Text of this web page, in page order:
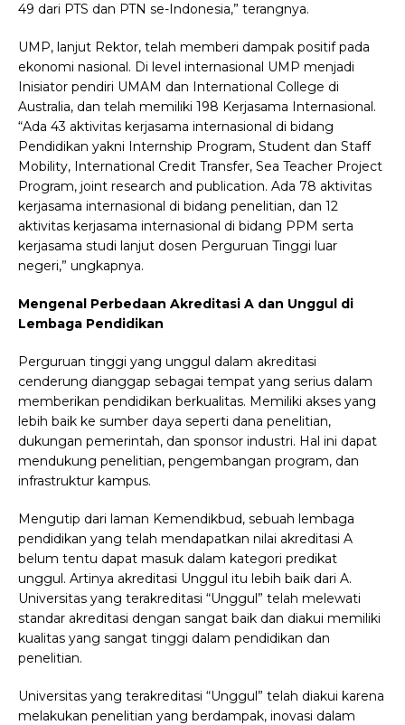
49 dari PTS dan PTN se-Indonesia,” terangnya.
UMP, lanjut Rektor, telah memberi dampak positif pada
ekonomi nasional. Di level internasional UMP menjadi
Inisiator pendiri UMAM dan International College di
Australia, dan telah memiliki 198 Kerjasama Internasional.
“Ada 43 aktivitas kerjasama internasional di bidang
Pendidikan yakni Internship Program, Student dan Staff
Mobility, International Credit Transfer, Sea Teacher Project
Program, joint research and publication. Ada 78 aktivitas
kerjasama internasional di bidang penelitian, dan 12
aktivitas kerjasama internasional di bidang PPM serta
kerjasama studi lanjut dosen Perguruan Tinggi luar
negeri,” ungkapnya.
Mengenal Perbedaan Akreditasi A dan Unggul di
Lembaga Pendidikan
Perguruan tinggi yang unggul dalam akreditasi
cenderung dianggap sebagai tempat yang serius dalam
memberikan pendidikan berkualitas. Memiliki akses yang
lebih baik ke sumber daya seperti dana penelitian,
dukungan pemerintah, dan sponsor industri. Hal ini dapat
mendukung penelitian, pengembangan program, dan
infrastruktur kampus.
Mengutip dari laman Kemendikbud, sebuah lembaga
pendidikan yang telah mendapatkan nilai akreditasi A
belum tentu dapat masuk dalam kategori predikat
unggul. Artinya akreditasi Unggul itu lebih baik dari A.
Universitas yang terakreditasi “Unggul” telah melewati
standar akreditasi dengan sangat baik dan diakui memiliki
kualitas yang sangat tinggi dalam pendidikan dan
penelitian.
Universitas yang terakreditasi “Unggul” telah diakui karena
melakukan penelitian yang berdampak, inovasi dalam